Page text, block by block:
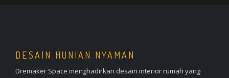
DESAIN HUNIAN NYAMAN
Dremaker Space menghadirkan desain interior rumah yang